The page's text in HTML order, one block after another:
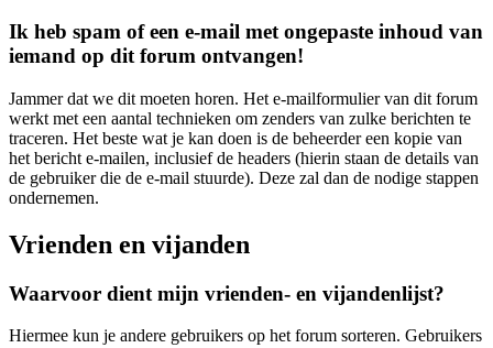
Ik heb spam of een e-mail met ongepaste inhoud van
iemand op dit forum ontvangen!
Jammer dat we dit moeten horen. Het e-mailformulier van dit forum
werkt met een aantal technieken om zenders van zulke berichten te
traceren. Het beste wat je kan doen is de beheerder een kopie van
het bericht e-mailen, inclusief de headers (hierin staan de details van
de gebruiker die de e-mail stuurde). Deze zal dan de nodige stappen
ondernemen.
Vrienden en vijanden
Waarvoor dient mijn vrienden- en vijandenlijst?
Hiermee kun je andere gebruikers op het forum sorteren. Gebruikers